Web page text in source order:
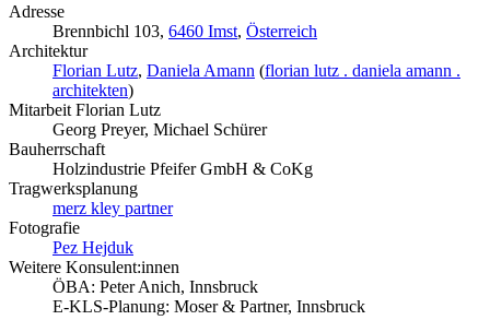
Adresse
Brennbichl 103, 6460 Imst, Österreich
Architektur
Florian Lutz, Daniela Amann (florian lutz . daniela amann .
architekten)
Mitarbeit Florian Lutz
Georg Preyer, Michael Schürer
Bauherrschaft
Holzindustrie Pfeifer GmbH & CoKg
Tragwerksplanung
merz kley partner
Fotografie
Pez Hejduk
Weitere Konsulent:innen
ÖBA: Peter Anich, Innsbruck
E-KLS-Planung: Moser & Partner, Innsbruck